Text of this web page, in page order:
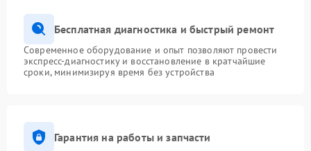
Бесплатная диагностика и быстрый ремонт
Современное оборудование и опыт позволяют провести
экспресс-диагностику и восстановление в кратчайшие
сроки, минимизируя время без устройства
Гарантия на работы и запчасти